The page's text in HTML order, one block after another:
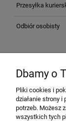
Przesyłka
Odbiór osobisty
Dbamy o
Pliki cookies i
działanie strony
potrzeb. Możesz
wszystkich tych